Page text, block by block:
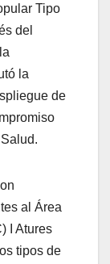
Tipo
del
la
de
al Área
I Atures
tipos de